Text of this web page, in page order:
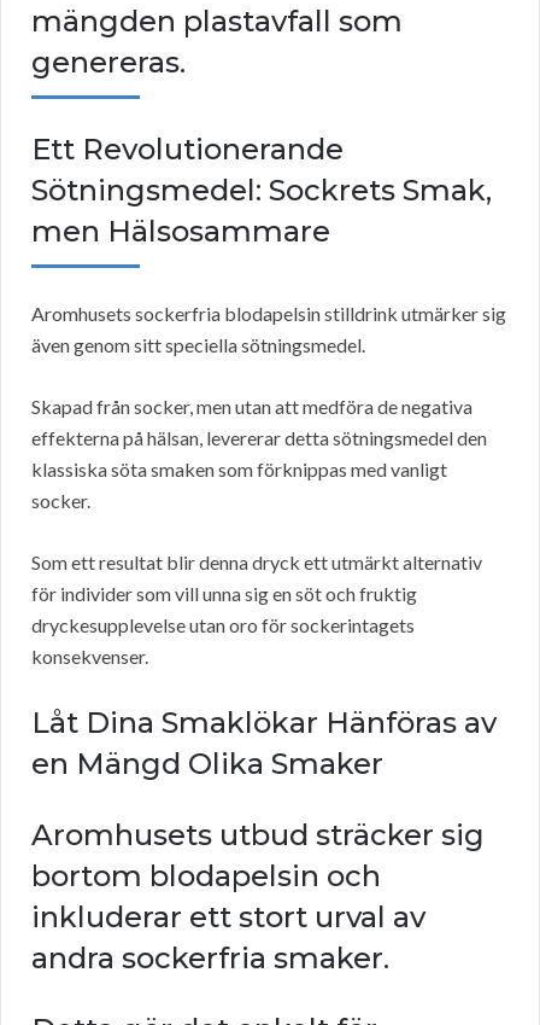
mängden plastavfall som
genereras.
Ett Revolutionerande
Sötningsmedel: Sockrets Smak,
men Hälsosammare
Aromhusets sockerfria blodapelsin stilldrink utmärker sig
även genom sitt speciella sötningsmedel.
Skapad från socker, men utan att medföra de negativa
effekterna på hälsan, levererar detta sötningsmedel den
klassiska söta smaken som förknippas med vanligt
socker.
Som ett resultat blir denna dryck ett utmärkt alternativ
för individer som vill unna sig en söt och fruktig
dryckesupplevelse utan oro för sockerintagets
konsekvenser.
Låt Dina Smaklökar Hänföras av
en Mängd Olika Smaker
Aromhusets utbud sträcker sig
bortom blodapelsin och
inkluderar ett stort urval av
andra sockerfria smaker.